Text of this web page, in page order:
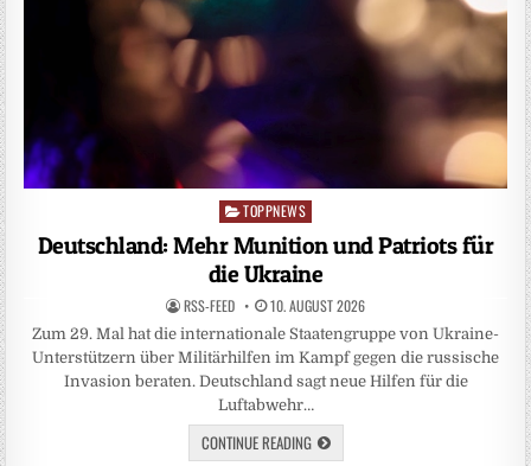
Posted
TOPPNEWS
Deutschland: Mehr Munition und Patriots für
die Ukraine
RSS-FEED 10. AUGUST 2026
Zum 29. Mal hat die internationale Staatengruppe von Ukraine-
Unterstützern über Militärhilfen im Kampf gegen die russische
Invasion beraten. Deutschland sagt neue Hilfen für die
Luftabwehr…
CONTINUE READING